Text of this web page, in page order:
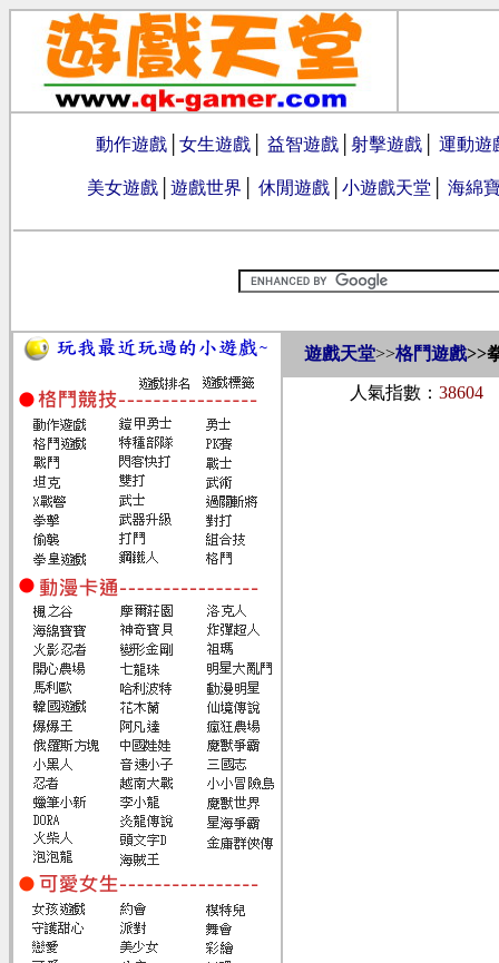
動作遊戲 女生遊戲 益智遊戲 射擊遊戲 運動遊
美女遊戲 遊戲世界 休閒遊戲 小遊戲天堂 海綿
遊戲天堂>>格鬥遊戲>>
人氣指數： 38604